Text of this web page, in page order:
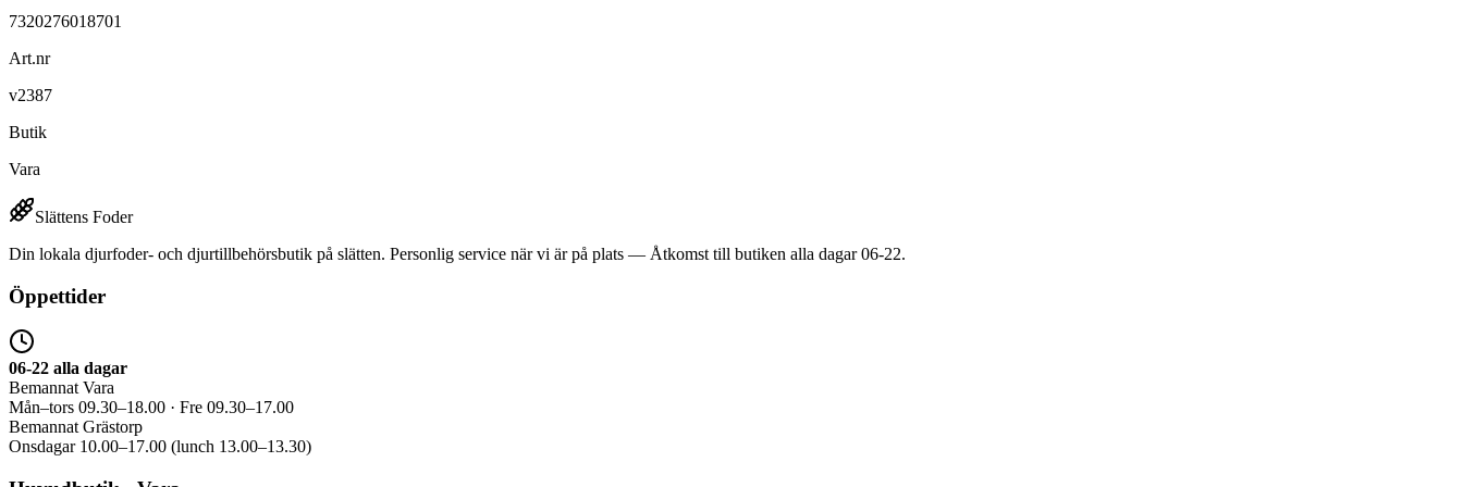
7320276018701
Art.nr
v2387
Butik
Vara
Slättens Foder
Din lokala djurfoder- och djurtillbehörsbutik på slätten. Personlig service när vi är på plats — Åtkomst till butiken alla dagar 06-22.
Öppettider
06-22 alla dagar
Bemannat Vara
Mån–tors 09.30–18.00 · Fre 09.30–17.00
Bemannat Grästorp
Onsdagar 10.00–17.00 (lunch 13.00–13.30)